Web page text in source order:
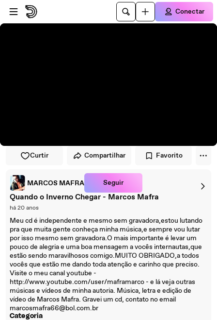
Pular para o player
Ir para o conteúdo principal
Conectar
Curtir Compartilhar Favorito
MARCOS MAFRA Seguir
Quando o Inverno Chegar - Marcos Mafra
há 20 anos
Meu cd é independente e mesmo sem gravadora,estou lutando
pra que muita gente conheça minha música,e sempre vou lutar
por isso mesmo sem gravadora.O mais importante é levar um
pouco de alegria e uma boa mensagem a vocês internautas,que
estão sendo maravilhosos comigo.MUITO OBRIGADO,a todos
vocês que estão me dando toda atenção e carinho que preciso.
Visite o meu canal youtube -
http://www.youtube.com/user/maframarco - e lá veja outras
músicas e vídeos de minha autoria. Música, letra e edição de
vídeo de Marcos Mafra. Gravei um cd, contato no email
marcosmafra66@bol.com.br
Categoria